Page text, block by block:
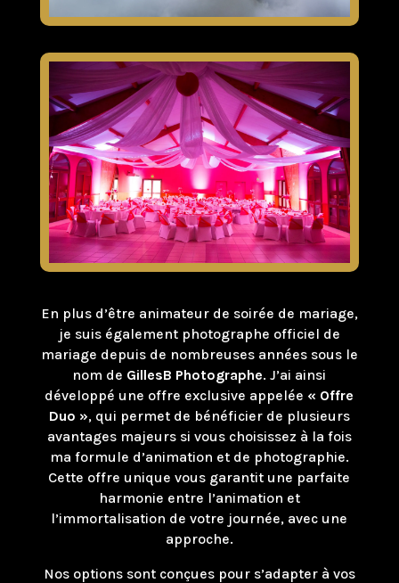
En plus d’être animateur de soirée de mariage,
je suis également photographe officiel de
mariage depuis de nombreuses années sous le
nom de GillesB Photographe. J’ai ainsi
développé une offre exclusive appelée « Offre
Duo », qui permet de bénéficier de plusieurs
avantages majeurs si vous choisissez à la fois
ma formule d’animation et de photographie.
Cette offre unique vous garantit une parfaite
harmonie entre l’animation et
l’immortalisation de votre journée, avec une
approche.
Nos options sont conçues pour s’adapter à vos